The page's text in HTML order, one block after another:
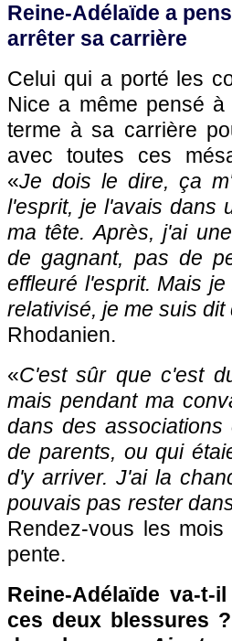
Reine-Adélaïde a
arrêter sa carrière
Celui qui a porté les
Nice a même pensé à
terme à sa carrière
avec toutes ces
«Je dois le dire, ça
l'esprit, je l'avais dans
ma tête. Après, j'ai
de gagnant, pas de
effleuré l'esprit. Mais
relativisé, je me suis
Rhodanien.
«C'est sûr que c'est
mais pendant ma
dans des
de parents, ou qui
d'y arriver. J'ai la
pouvais pas rester
Rendez-vous les
pente.
Reine-Adélaïde va-t-
ces deux blessures